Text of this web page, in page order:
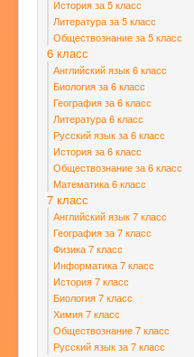
История за 5 класс
Литература за 5 класс
Обществознание за 5 класс
6 класс
Английский язык 6 класс
Биология за 6 класс
География за 6 класс
Литература 6 класс
Русский язык за 6 класс
История за 6 класс
Обществознание за 6 класс
Математика 6 класс
7 класс
Английский язык 7 класс
География за 7 класс
Физика 7 класс
Информатика 7 класс
История 7 класс
Биология 7 класс
Химия 7 класс
Обществознание 7 класс
Русский язык за 7 класс